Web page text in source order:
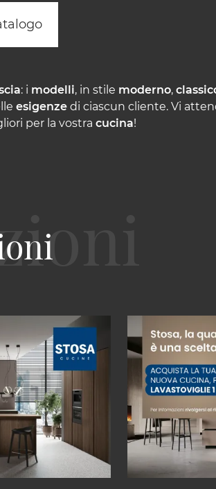
: i modelli, in stile moderno,
esigenze di ciascun cliente. Vi
per la vostra cucina!